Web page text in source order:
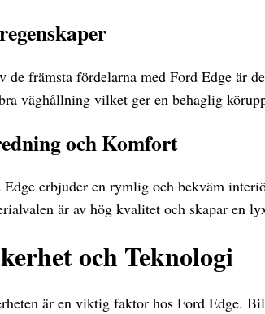
de främsta fördelarna med Ford Edge är
väghållning vilket ger en behaglig
och Komfort
Edge erbjuder en rymlig och bekväm
är av hög kvalitet och skapar en
och Teknologi
är en viktig faktor hos Ford Edge.